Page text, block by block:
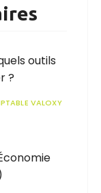
outils
?
VALOXY